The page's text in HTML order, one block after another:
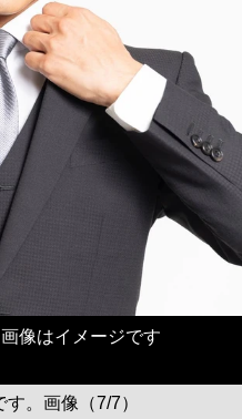
像はイメージです
。画像（7/7）